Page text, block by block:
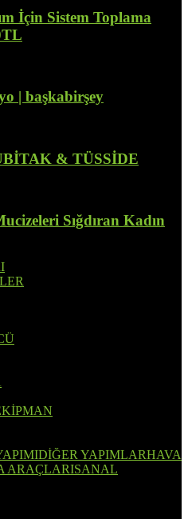
İçin Sistem Toplama
| başkabirşey
& TÜSSİDE
Sığdıran Kadın
DİĞER YAPIMLARHAVA
ARAÇLARISANAL